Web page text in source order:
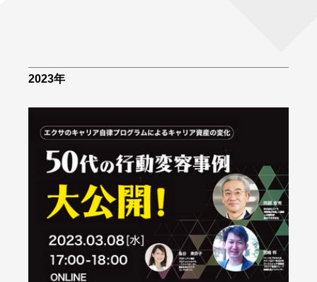
2023年